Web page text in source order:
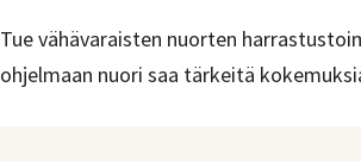
Tue vähävaraisten nuorten
ohjelmaan nuori saa tärkeitä